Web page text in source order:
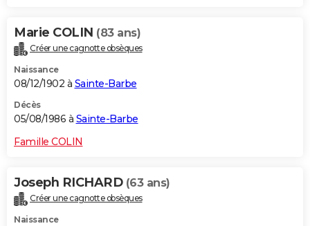
Marie COLIN (83 ans)
Créer une cagnotte obsèques
Naissance
08/12/1902 à Sainte-Barbe
Décès
05/08/1986 à Sainte-Barbe
Famille COLIN
Joseph RICHARD (63 ans)
Créer une cagnotte obsèques
Naissance